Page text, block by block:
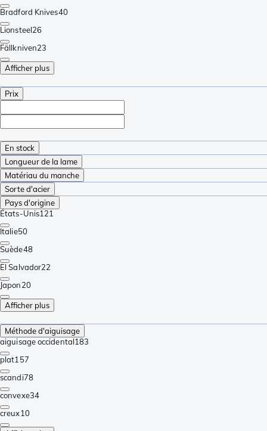
Bradford Knives40
Lionsteel26
Fällkniven23
Afficher plus
Prix
En stock
Longueur de la lame
Matériau du manche
Sorte d'acier
Pays d'origine
États-Unis121
Italie50
Suède48
El Salvador22
Japon20
Afficher plus
Méthode d'aiguisage
aiguisage occidental183
plat157
scandi78
convexe34
creux10